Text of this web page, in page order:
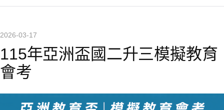
2026-03-17
115年亞洲盃國二升三模擬教育
會考